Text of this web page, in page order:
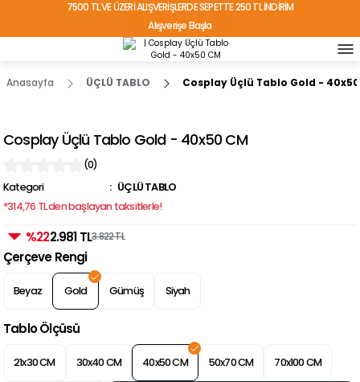
7500 TL VE ÜZERİ ALIŞVERİŞLERDE SEPETTE 250 TL İNDİRİM
Alışverişe Başla
TÜRKİYE'NİN HER YERİNE ÜCRETSİZ KARGO!
Anasayfa ÜÇLÜ TABLO Cosplay Üçlü Tablo Gold - 40x50
Cosplay Üçlü Tablo Gold - 40x50 CM
(0)
Kategori
ÜÇLÜ TABLO
*314,76 TL den başlayan taksitlerle!
%222.981 TL3.822 TL
Çerçeve Rengi
Beyaz Gold Gümüş Siyah
Tablo Ölçüsü
21x30 CM 30x40 CM 40x50 CM 50x70 CM 70x100 CM